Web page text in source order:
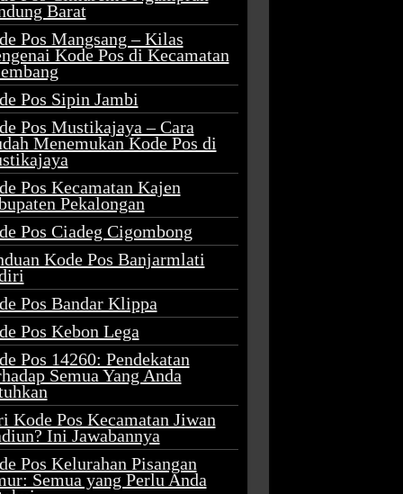
Barat
Pos Mangsang – Kilas
Kode Pos di Kecamatan
Pos Sipin Jambi
Pos Mustikajaya – Cara
Menemukan Kode Pos di
Pos Kecamatan Kajen
Pekalongan
Pos Ciadeg Cigombong
Kode Pos Banjarmlati
Pos Bandar Klippa
Pos Kebon Lega
Pos 14260: Pendekatan
Semua Yang Anda
Kode Pos Kecamatan Jiwan
Ini Jawabannya
Pos Kelurahan Pisangan
Semua yang Perlu Anda